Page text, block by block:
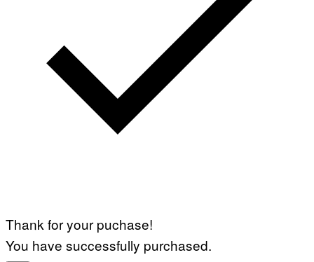
Thank for your puchase!
You have successfully purchased.